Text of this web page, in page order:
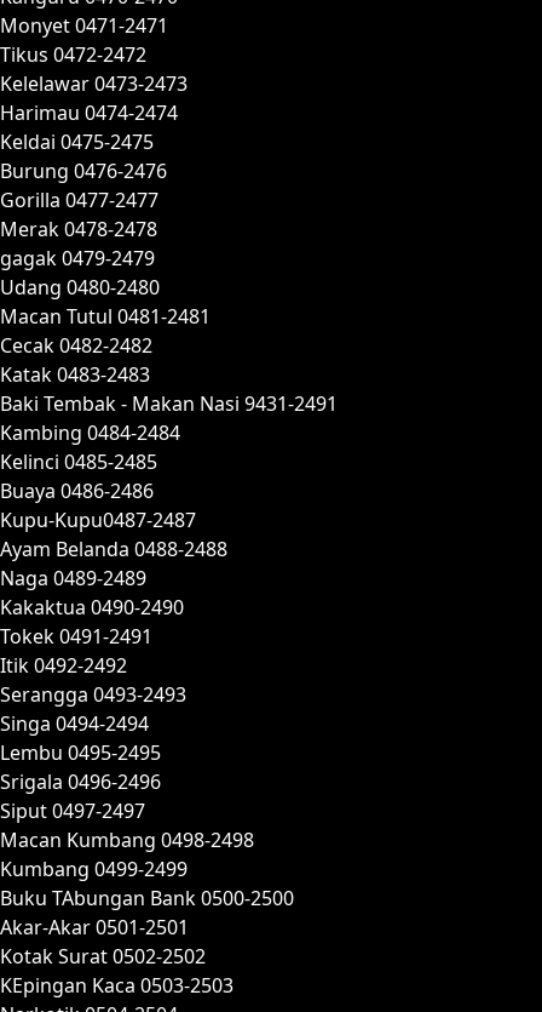
Monyet 0471-2471
Tikus 0472-2472
Kelelawar 0473-2473
Harimau 0474-2474
Keldai 0475-2475
Burung 0476-2476
Gorilla 0477-2477
Merak 0478-2478
gagak 0479-2479
Udang 0480-2480
Macan Tutul 0481-2481
Cecak 0482-2482
Katak 0483-2483
Baki Tembak - Makan Nasi 9431-2491
Kambing 0484-2484
Kelinci 0485-2485
Buaya 0486-2486
Kupu-Kupu0487-2487
Ayam Belanda 0488-2488
Naga 0489-2489
Kakaktua 0490-2490
Tokek 0491-2491
Itik 0492-2492
Serangga 0493-2493
Singa 0494-2494
Lembu 0495-2495
Srigala 0496-2496
Siput 0497-2497
Macan Kumbang 0498-2498
Kumbang 0499-2499
Buku TAbungan Bank 0500-2500
Akar-Akar 0501-2501
Kotak Surat 0502-2502
KEpingan Kaca 0503-2503